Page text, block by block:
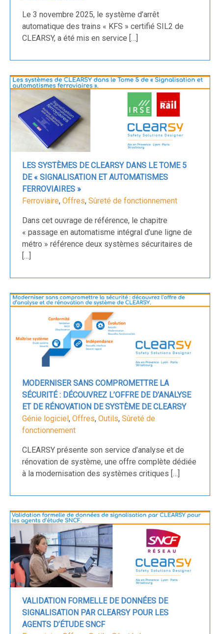
Le 3 novembre 2025, le système d’arrêt
automatique des trains « KFS » certifié SIL2 de
CLEARSY, a été mis en service […]
LES SYSTÈMES DE CLEARSY DANS LE TOME 5
DE « SIGNALISATION ET AUTOMATISMES
FERROVIAIRES »
Ferroviaire, Offres, Sûreté de fonctionnement
Dans cet ouvrage de référence, le chapitre
« passage en automatisme intégral d’une ligne de
métro » référence deux systèmes sécuritaires de
[…]
MODERNISER SANS COMPROMETTRE LA
SÉCURITÉ : DÉCOUVREZ L’OFFRE DE D’ANALYSE
ET DE RÉNOVATION DE SYSTÈME DE CLEARSY
Génie logiciel, Offres, Outils, Sûreté de
fonctionnement
CLEARSY présente son service d’analyse et de
rénovation de système, une offre complète dédiée
à la modernisation des systèmes critiques […]
VALIDATION FORMELLE DE DONNÉES DE
SIGNALISATION PAR CLEARSY POUR LES
AGENTS D’ÉTUDE SNCF